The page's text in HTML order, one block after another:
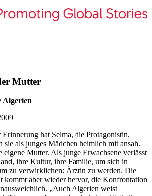
Mutter
Algerien
Erinnerung hat Selma, die Protagonistin,
sie als junges Mädchen heimlich mit ansah.
eigene Mutter. Als junge Erwachsene verlässt
ihre Kultur, ihre Familie, um sich in
zu verwirklichen: Ärztin zu werden. Die
kommt aber wieder hervor, die Konfrontation
„Auch Algerien weist